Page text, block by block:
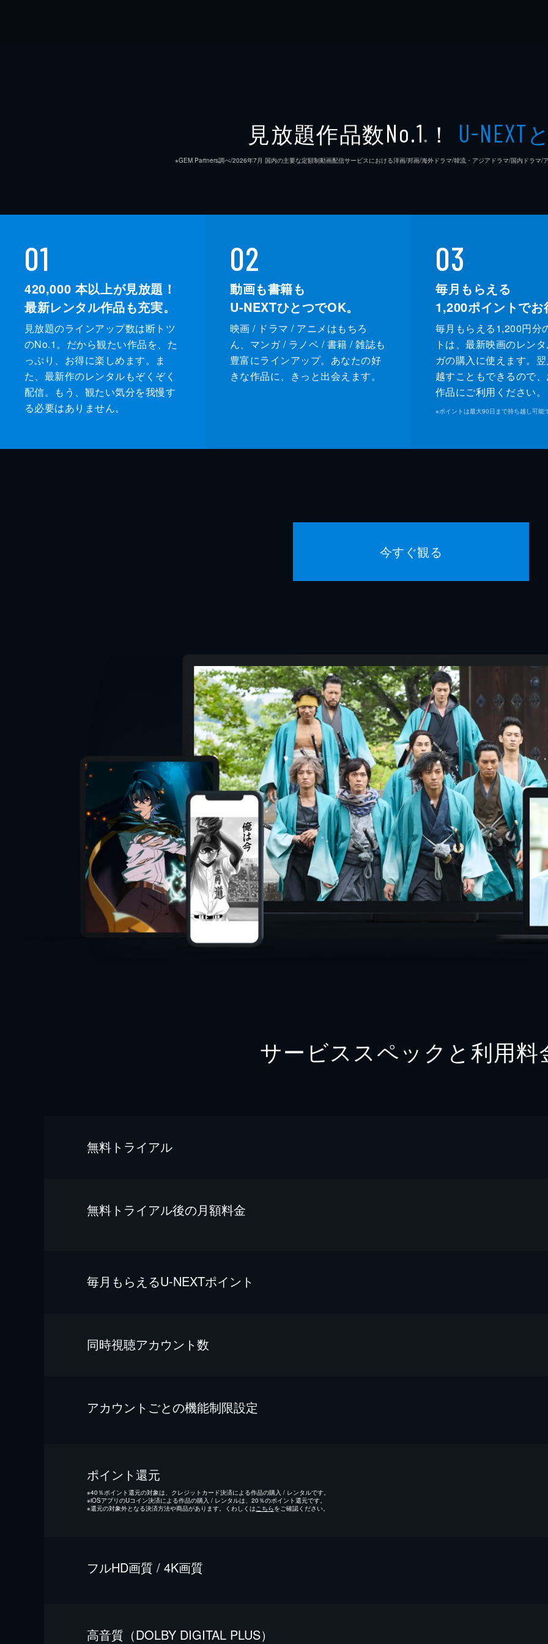
見放題作品数No.1 ※ ！ U-NEXT
※GEM Partners調べ/2026年7⽉ 国内の主要な定額制動画配信サービスにおける洋画/邦画/海外ドラマ/韓流・アジアドラマ/国内ドラマ/
01
420,000 本以上が見放題！
最新レンタル作品も充実。
見放題のラインアップ数は断トツ
のNo.1。だから観たい作品を、た
っぷり、お得に楽しめます。ま
た、最新作のレンタルもぞくぞく
配信。もう、観たい気分を我慢す
る必要はありません。
02
動画も書籍も
U-NEXTひとつでOK。
映画 / ドラマ / アニメはもちろ
ん、マンガ / ラノベ / 書籍 / 雑誌も
豊富にラインアップ。あなたの好
きな作品に、きっと出会えます。
03
毎月もらえる
1,200ポイントでお
毎月もらえる1,200円分
トは、最新映画のレン
ガの購入に使えます。
越すこともできるので
作品にご利用ください。
※ポイントは最大90日まで持ち越し可能
今すぐ観る
サービススペックと利用料
無料トライアル
無料トライアル後の⽉額料金
毎⽉もらえるU-NEXTポイント
同時視聴アカウント数
アカウントごとの機能制限設定
ポイント還元
※40％ポイント還元の対象は、クレジットカード決済による作品の購入 / レンタルです。
※iOSアプリのUコイン決済による作品の購入 / レンタルは、20％のポイント還元です。
※還元の対象外となる決済方法や商品があります。くわしくは こちらをご確認ください。
フルHD画質 / 4K画質
⾼⾳質（DOLBY DIGITAL PLUS）